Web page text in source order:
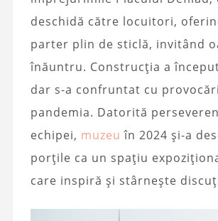
deschidă către locuitori,
parter plin de sticlă, invitând
înăuntru. Construcția a
dar s-a confruntat cu
pandemia. Datorită
echipei, muzeu în 2024 și-a
porțile ca un spațiu
care inspiră și stârnește